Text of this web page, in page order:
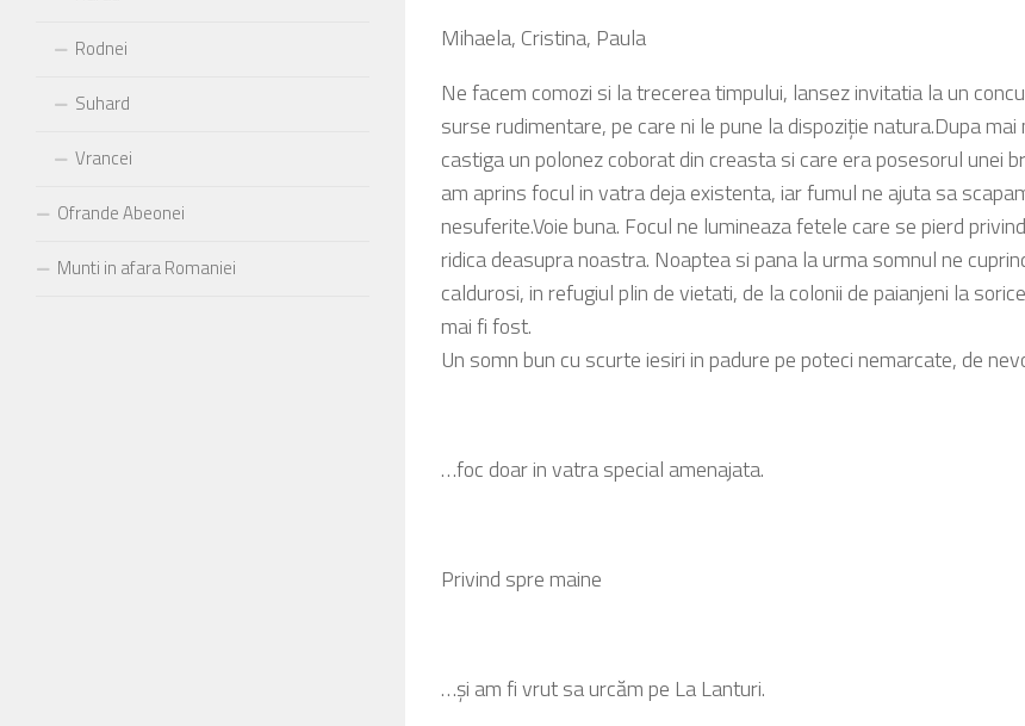
Mihaela, Cristina, Paula
Ne facem comozi si la trecerea timpului, lansez invitatia la un
surse rudimentare, pe care ni le pune la dispoziţie natura.Dupa
castiga un polonez coborat din creasta si care era posesorul unei
am aprins focul in vatra deja existenta, iar fumul ne ajuta sa
nesuferite.Voie buna. Focul ne lumineaza fetele care se pierd
ridica deasupra noastra. Noaptea si pana la urma somnul ne
caldurosi, in refugiul plin de vietati, de la colonii de paianjeni la
mai fi fost.
Un somn bun cu scurte iesiri in padure pe poteci nemarcate, de
…foc doar in vatra special amenajata.
Privind spre maine
…şi am fi vrut sa urcăm pe La Lanturi.
Rodnei
Suhard
Vrancei
Ofrande Abeonei
Munti in afara Romaniei